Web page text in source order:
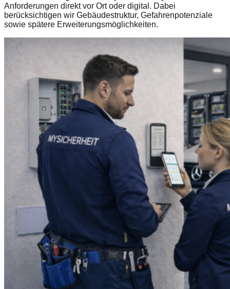
Anforderungen direkt vor Ort oder digital. Dabei
berücksichtigen wir Gebäudestruktur, Gefahrenpotenziale
sowie spätere Erweiterungsmöglichkeiten.